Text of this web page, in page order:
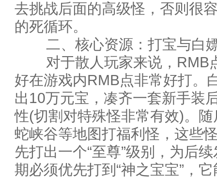
去挑战后面的高级怪，否则很
的死循环。
二、核心资源：打宝与白
对于散人玩家来说，RMB
好在游戏内RMB点非常好打。
出10万元宝，凑齐一套新手装
性(切割对特殊怪非常有效)。
蛇峡谷等地图打福利怪，这些
先打出一个“至尊”级别，为后
期必须优先打到“神之宝宝”，